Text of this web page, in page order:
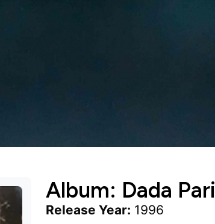
Album: Dada Pari
Release Year: 1996